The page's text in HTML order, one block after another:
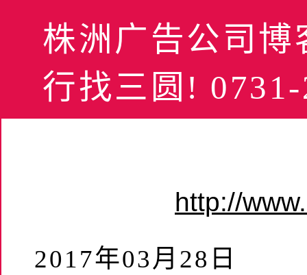
株洲广告公司
行找三圆!
http://
2017年03月28日